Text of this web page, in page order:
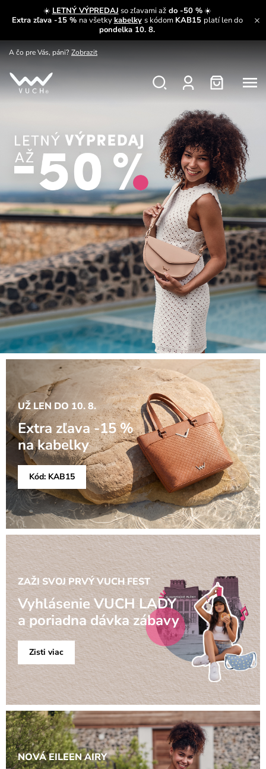
☀️ LETNÝ VÝPREDAJ so zľavami aždo -50 %☀️
Extra zľava -15 % na všetkykabelky s kódom KAB15 platí len do
pondelka 10. 8.
A čo sa inde nedozvieš? Prečítať viac
S čím chybu neurobíš? Pozri
Nech sa inšpirovať
Výmena a vrátenie zadarmo
UŽ LEN DO 10. 8.
Extra zľava -15 %
na kabelky
Kód: KAB15
ZAŽI SVOJ PRVÝ VUCH FEST
Vyhlásenie VUCH LADY
a poriadna dávka zábavy
Zisti viac
NOVÁ EILEEN AIRY